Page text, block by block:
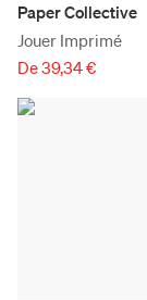
Paper Collective
Jouer Imprimé
De 39,34 €